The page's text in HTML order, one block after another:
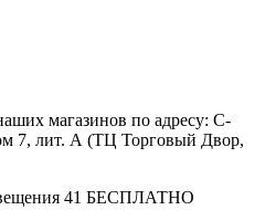
магазинов по адресу: С-
7, лит. А (ТЦ Торговый Двор,
41 БЕСПЛАТНО